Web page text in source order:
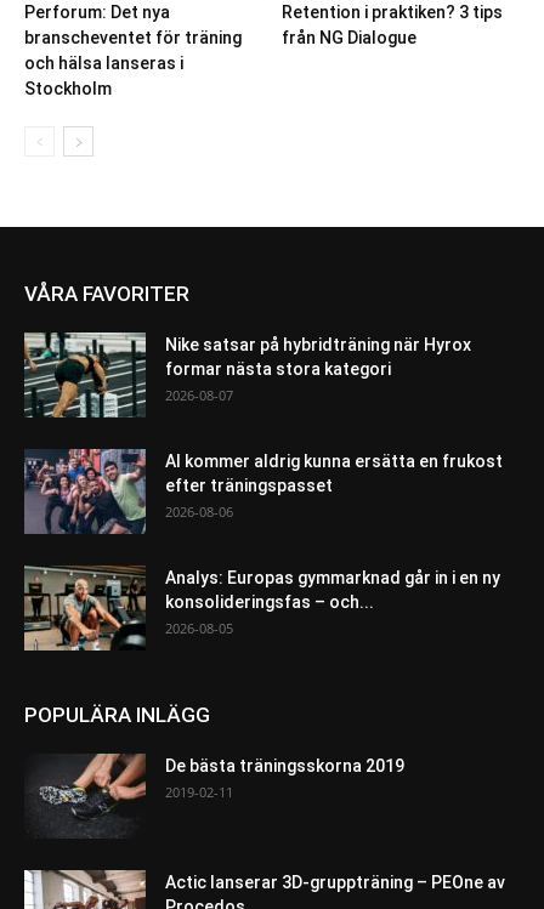
Perforum: Det nya
branscheventet för träning
och hälsa lanseras i
Stockholm
Retention i praktiken? 3 tips
från NG Dialogue
VÅRA FAVORITER
Nike satsar på hybridträning när Hyrox
formar nästa stora kategori
2026-08-07
AI kommer aldrig kunna ersätta en frukost
efter träningspasset
2026-08-06
Analys: Europas gymmarknad går in i en ny
konsolideringsfas – och...
2026-08-05
POPULÄRA INLÄGG
De bästa träningsskorna 2019
2019-02-11
Actic lanserar 3D-gruppträning – PEOne av